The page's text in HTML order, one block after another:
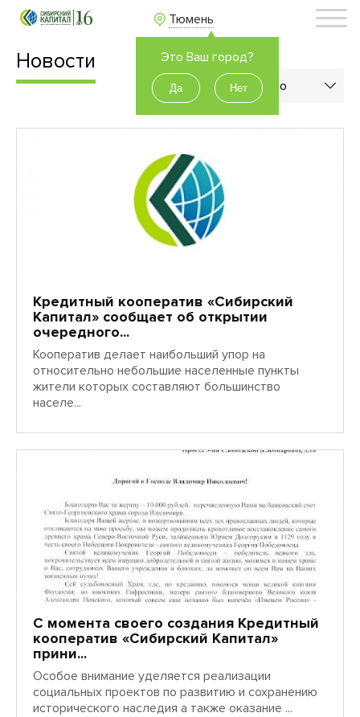
Тюмень
Это Ваш город?
Новости
Показать по
Показать по
Кредитный кооператив «Сибирский
Капитал» сообщает об открытии
очередного...
Кооператив делает наибольший упор на
относительно небольшие населенные пункты
жители которых составляют большинство
населе...
С момента своего создания Кредитный
кооператив «Сибирский Капитал»
прини...
Особое внимание уделяется реализации
социальных проектов по развитию и сохранению
исторического наследия а также оказание ...